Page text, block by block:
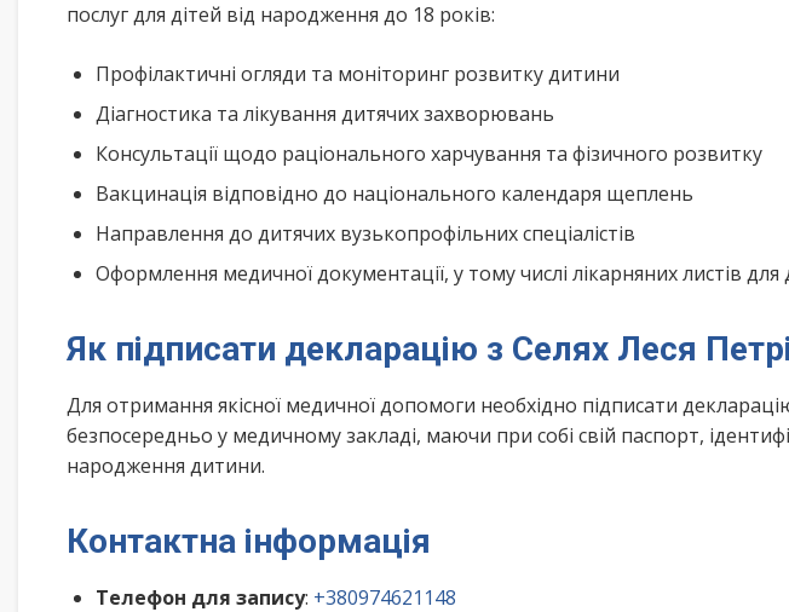
послуг для дітей від народження до 18 років:
Профілактичні огляди та моніторинг розвитку дитини
Діагностика та лікування дитячих захворювань
Консультації щодо раціонального харчування та фізичного розвитку
Вакцинація відповідно до національного календаря щеплень
Направлення до дитячих вузькопрофільних спеціалістів
Оформлення медичної документації, у тому числі лікарняних листів
Як підписати декларацію з Селях Леся
Для отримання якісної медичної допомоги необхідно підписати
безпосередньо у медичному закладі, маючи при собі свій паспорт,
народження дитини.
Контактна інформація
Телефон для запису: +380974621148